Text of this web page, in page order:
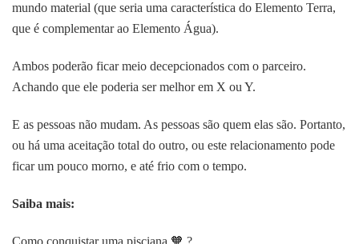
mundo material (que seria uma característica do Elemento Terra,
que é complementar ao Elemento Água).
Ambos poderão ficar meio decepcionados com o parceiro.
Achando que ele poderia ser melhor em X ou Y.
E as pessoas não mudam. As pessoas são quem elas são. Portanto,
ou há uma aceitação total do outro, ou este relacionamento pode
ficar um pouco morno, e até frio com o tempo.
Saiba mais: